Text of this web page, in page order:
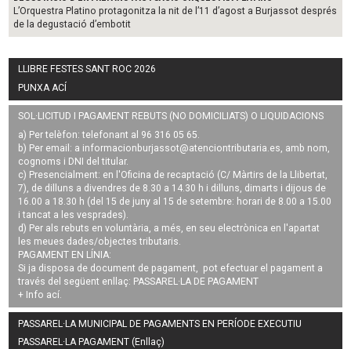
L’Orquestra Platino protagonitza la nit de l’11 d’agost a Burjassot després
de la degustació d’embotit
LLIBRE FESTES SANT ROC 2026
PUNXA ACÍ
SOL·LICITUD I PAGAMENT REBUTS (NO DOMICILIATS) O LIQUIDACIONS
a) Per telèfon: telefonant al 96 316 05 65.
b) Per email: a informacionburjassot@atenciontributaria.es, amb nom,
cognoms i DNI del titular.
c) Presencialment: en l'Oficina de recaptació (C/ Màrtirs de la Llibertat,
7), de dilluns a divendres de 8.30 a 14.30 h i dilluns, dimarts i dijous de
16.00 a 18.30 h (del 15 de juny al 15 de setembre: horari de 8.00 a 15.00
i tancat a les vesprades).
d) Per als rebuts en voluntària, a més, en seu electrònica en l'apartat
les meues dades/objectes tributaris.
PAGAMENT EN LÍNIA:
Si ja disposa de document de pagament, pot efectuar el pagament a
través del següent enllaç: PASSAREL·LA DE PAGAMENT
+ Info ací.
PASSAREL·LA MUNICIPAL DE PAGAMENTS EN PERÍODE EXECUTIU
PASSAREL·LA PAGAMENT (Enllaç)